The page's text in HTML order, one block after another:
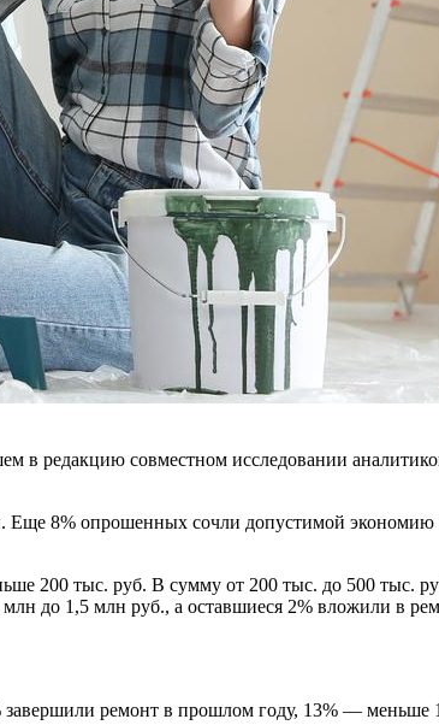
в редакцию совместном исследовании
Еще 8% опрошенных сочли допустимой
200 тыс. руб. В сумму от 200 тыс. до 500 тыс.
до 1,5 млн руб., а оставшиеся 2% вложили в
завершили ремонт в прошлом году, 13% — меньше